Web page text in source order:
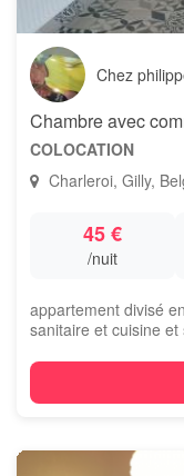
Chez
Chambre avec
COLOCATION
Charleroi, Gilly,
45 €
/nuit
appartement divisé
sanitaire et cuisine et